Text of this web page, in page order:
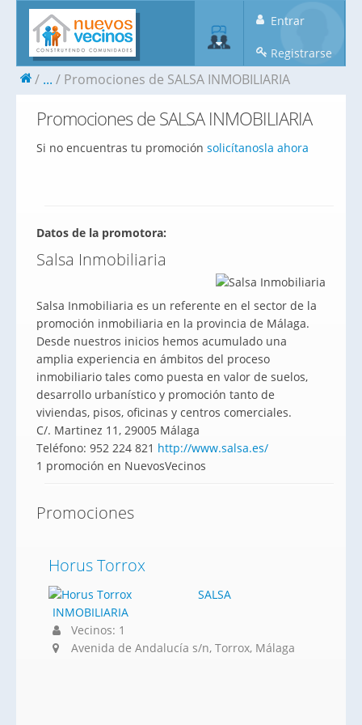
Entrar
Registrarse
... Promociones de SALSA INMOBILIARIA
Promociones de SALSA INMOBILIARIA
Si no encuentras tu promoción solicítanosla ahora
Datos de la promotora:
Salsa Inmobiliaria
Salsa Inmobiliaria es un referente en el sector de la
promoción inmobiliaria en la provincia de Málaga.
Desde nuestros inicios hemos acumulado una
amplia experiencia en ámbitos del proceso
inmobiliario tales como puesta en valor de suelos,
desarrollo urbanístico y promoción tanto de
viviendas, pisos, oficinas y centros comerciales.
C/. Martinez 11, 29005 Málaga
Teléfono: 952 224 821 http://www.salsa.es/
1 promoción en NuevosVecinos
Promociones
Horus Torrox
SALSA
INMOBILIARIA
Vecinos: 1
Avenida de Andalucía s/n, Torrox, Málaga